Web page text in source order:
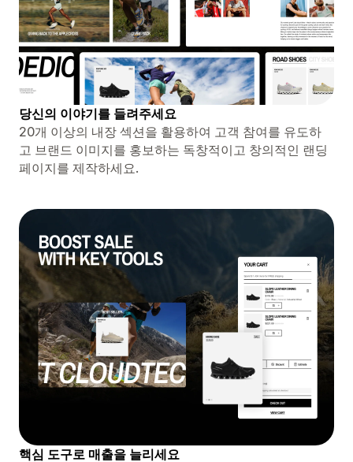
당신의 이야기를 들려주세요
20개 이상의 내장 섹션을 활용하여 고객 참여를 유도하
고 브랜드 이미지를 홍보하는 독창적이고 창의적인 랜딩
페이지를 제작하세요.
핵심 도구로 매출을 늘리세요